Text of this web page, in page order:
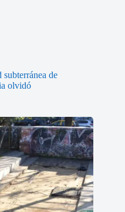
de
olvidó